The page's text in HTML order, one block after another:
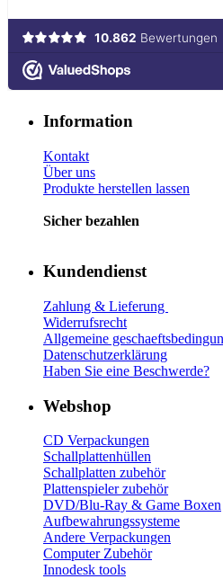
Information
Kontakt
Über uns
Produkte herstellen lassen
Sicher bezahlen
Kundendienst
Zahlung & Lieferung
Widerrufsrecht
Allgemeine
Datenschutzerklärung
Haben Sie eine Beschwerde?
Webshop
CD Verpackungen
Schallplattenhüllen
Schallplatten zubehör
Plattenspieler zubehör
DVD/Blu-Ray & Game Boxen
Aufbewahrungssysteme
Andere Verpackungen
Computer Zubehör
Innodesk tools